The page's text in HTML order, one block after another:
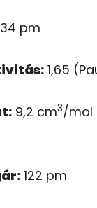
pm
1,65
9,2 cm3/mol
122 pm